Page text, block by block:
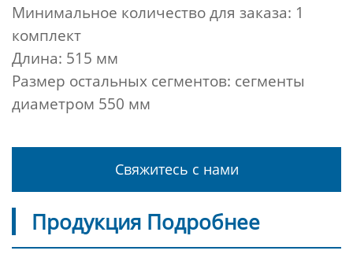
Минимальное количество для заказа: 1
комплект
Длина: 515 мм
Размер остальных сегментов: сегменты
диаметром 550 мм
Свяжитесь с нами
Продукция Подробнее